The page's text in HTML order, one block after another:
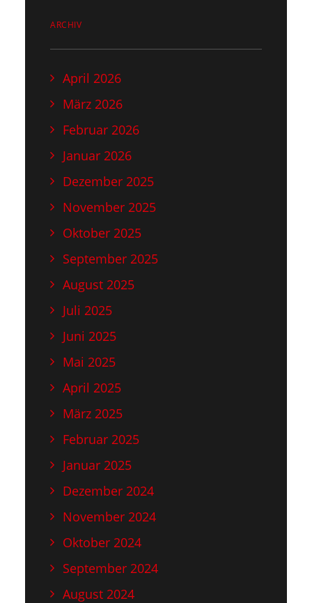
ARCHIV
April 2026
März 2026
Februar 2026
Januar 2026
Dezember 2025
November 2025
Oktober 2025
September 2025
August 2025
Juli 2025
Juni 2025
Mai 2025
April 2025
März 2025
Februar 2025
Januar 2025
Dezember 2024
November 2024
Oktober 2024
September 2024
August 2024